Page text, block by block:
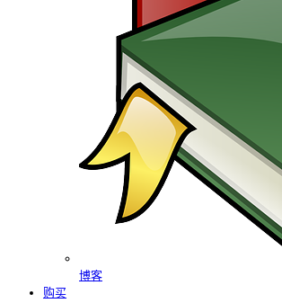
博客
购买